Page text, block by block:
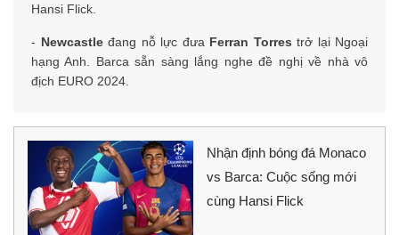
Hansi Flick.
- Newcastleđang nỗ lực đưa Ferran Torres trở lại Ngoại
hạng Anh. Barca sẵn sàng lắng nghe đề nghị về nhà vô
địch EURO 2024.
Nhận định bóng đá Monaco
vs Barca: Cuộc sống mới
cùng Hansi Flick